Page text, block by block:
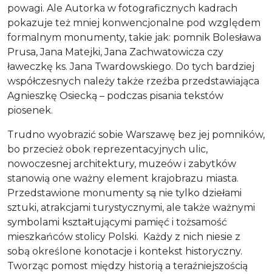
powagi. Ale Autorka w fotograficznych kadrach
pokazuje też mniej konwencjonalne pod względem
formalnym monumenty, takie jak: pomnik Bolesława
Prusa, Jana Matejki, Jana Zachwatowicza czy
ławeczkę ks. Jana Twardowskiego. Do tych bardziej
współczesnych należy także rzeźba przedstawiająca
Agnieszkę Osiecką – podczas pisania tekstów
piosenek.
Trudno wyobrazić sobie Warszawę bez jej pomników,
bo przecież obok reprezentacyjnych ulic,
nowoczesnej architektury, muzeów i zabytków
stanowią one ważny element krajobrazu miasta.
Przedstawione monumenty są nie tylko dziełami
sztuki, atrakcjami turystycznymi, ale także ważnymi
symbolami kształtującymi pamięć i tożsamość
mieszkańców stolicy Polski. Każdy z nich niesie z
sobą określone konotacje i kontekst historyczny.
Tworząc pomost między historią a teraźniejszością